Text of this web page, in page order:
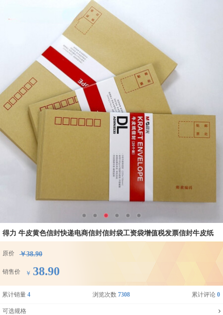
得力 牛皮黄色信封快递电商信封信封袋工资袋增值税发票信封牛皮纸
原价 ￥38.90
销售价 ￥ 38.90
累计销量 4 浏览次数 7308 累计评论 0
可选规格